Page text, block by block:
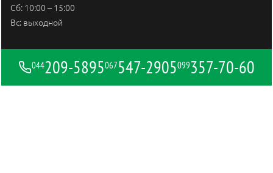
Сб: 10:00 – 15:00
Вс: выходной
044209-5895067547-2905099357-70-60